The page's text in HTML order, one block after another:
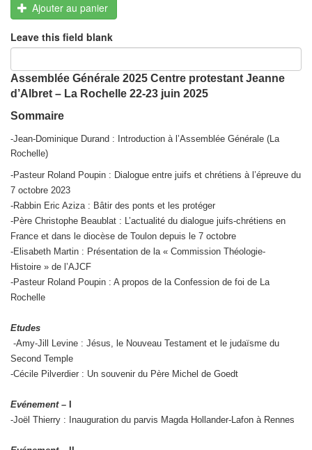
Ajouter au panier
Leave this field blank
Assemblée Générale 2025 Centre protestant Jeanne
d’Albret – La Rochelle 22-23 juin 2025
Sommaire
-Jean-Dominique Durand : Introduction à l’Assemblée Générale (La
Rochelle)
-Pasteur Roland Poupin : Dialogue entre juifs et chrétiens à l’épreuve du
7 octobre 2023
-Rabbin Eric Aziza : Bâtir des ponts et les protéger
-Père Christophe Beaublat : L’actualité du dialogue juifs-chrétiens en
France et dans le diocèse de Toulon depuis le 7 octobre
-Elisabeth Martin : Présentation de la « Commission Théologie-
Histoire » de l’AJCF
-Pasteur Roland Poupin : A propos de la Confession de foi de La
Rochelle
Etudes
-Amy-Jill Levine : Jésus, le Nouveau Testament et le judaïsme du
Second Temple
-Cécile Pilverdier : Un souvenir du Père Michel de Goedt
Evénement –
-Joël Thierry : Inauguration du parvis Magda Hollander-Lafon à Rennes